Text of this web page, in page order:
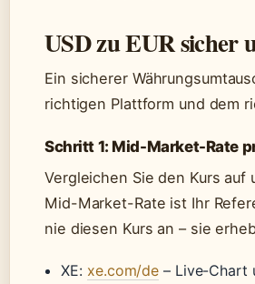
USD zu EUR sicher
Ein sicherer
richtigen Plattform und dem
Schritt 1: Mid-Market-Rate
Vergleichen Sie den Kurs auf
Mid-Market-Rate ist Ihr
nie diesen Kurs an – sie
XE: xe.com/de – Live-Chart